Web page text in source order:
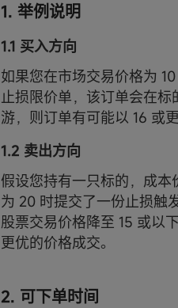
1. 举例说明
1.1 买入方向
如果您在市场交易价格为
止损限价单，该订单会在
游，则订单有可能以 16 或
1.2 卖出方向
假设您持有一只标的，成
为 20 时提交了一份止损触
股票交易价格降至 15 或以
更优的价格成交。
2. 可下单时间